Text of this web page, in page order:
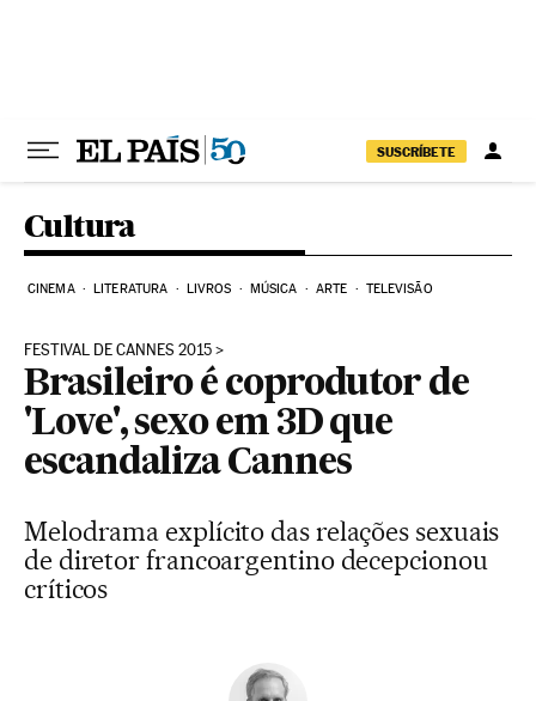
SUSCRÍBETE
Cultura
CINEMA LITERATURA LIVROS MÚSICA ARTE TELEVISÃO
FESTIVAL DE CANNES 2015
Brasileiro é coprodutor de
'Love', sexo em 3D que
escandaliza Cannes
Melodrama explícito das relações sexuais
de diretor francoargentino decepcionou
críticos